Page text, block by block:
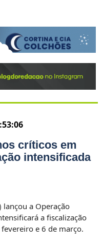
críticos em
intensificada
lançou a Operação
a fiscalização
e 6 de março.